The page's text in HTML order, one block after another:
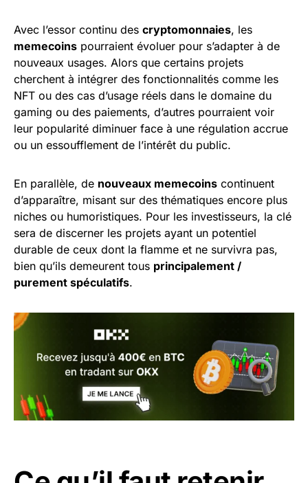
Avec l’essor continu des cryptomonnaies, les
memecoins pourraient évoluer pour s’adapter à de
nouveaux usages. Alors que certains projets
cherchent à intégrer des fonctionnalités comme les
NFT ou des cas d’usage réels dans le domaine du
gaming ou des paiements, d’autres pourraient voir
leur popularité diminuer face à une régulation accrue
ou un essoufflement de l’intérêt du public.
En parallèle, de nouveaux memecoins continuent
d’apparaître, misant sur des thématiques encore plus
niches ou humoristiques. Pour les investisseurs, la clé
sera de discerner les projets ayant un potentiel
durable de ceux dont la flamme et ne survivra pas,
bien qu’ils demeurent tous principalement /
purement spéculatifs.